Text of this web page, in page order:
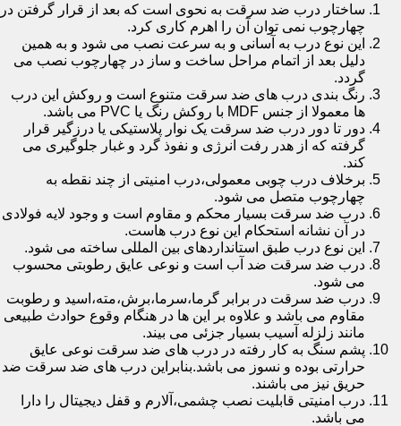
ساختار درب ضد سرقت به نحوی است که بعد از قرار گرفتن در
چهارچوب نمی توان آن را اهرم کاری کرد.
این نوع درب به آسانی و به سرعت نصب می شود و به همین
دلیل بعد از اتمام مراحل ساخت و ساز در چهارچوب نصب می
گردد.
رنگ بندی درب های ضد سرقت متنوع است و روکش این درب
ها معمولا از جنس MDF با روکش رنگ یا PVC می باشد.
دور تا دور درب ضد سرقت یک نوار پلاستیکی یا درزگیر قرار
گرفته که از هدر رفت انرژی و نفوذ گرد و غبار جلوگیری می
کند.
برخلاف درب چوبی معمولی،درب امنیتی از چند نقطه به
چهارچوب متصل می شود.
درب ضد سرقت بسیار محکم و مقاوم است و وجود لایه فولادی
در آن نشانه استحکام این نوع درب هاست.
این نوع درب طبق استانداردهای بین المللی ساخته می شود.
درب ضد سرقت ضد آب است و نوعی عایق رطوبتی محسوب
می شود.
درب ضد سرقت در برابر گرما،سرما،برش،مته،اسید و رطوبت
مقاوم می باشد و علاوه بر این ها در هنگام وقوع حوادث طبیعی
مانند زلزله آسیب بسیار جزئی می بیند.
پشم سنگ به کار رفته در درب های ضد سرقت نوعی عایق
حرارتی بوده و نسوز می باشد.بنابراین درب های ضد سرقت ضد
حریق نیز می باشند.
درب امنیتی قابلیت نصب چشمی،آلارم و قفل دیجیتال را دارا
می باشد.